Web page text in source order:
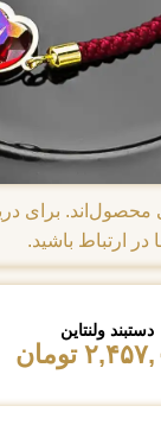
برای
در ارتباط باشید.
دستبند ولنتاین
تومان